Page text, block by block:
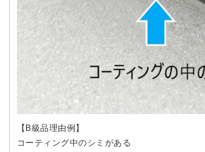
【B級品理由例】
コーティング中のシミがある